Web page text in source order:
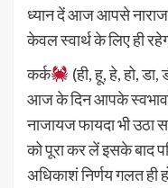
ध्यान दें आज आपसे
केवल स्वार्थ के लिए ही
कर्क
(ही, हू, हे, हो, डा,
आज के दिन आपके स्वभाव
नाजायज फायदा भी
को पूरा कर लें इसके बाद
अधिकाशं निर्णय गलत ही